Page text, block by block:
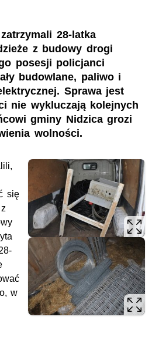
28-latka
z budowy drogi
posesji policjanci
budowlane, paliwo i
Sprawa jest
nie wykluczają kolejnych
gminy Nidzica grozi
wolności.
się
w